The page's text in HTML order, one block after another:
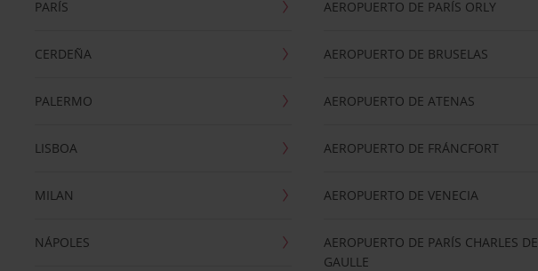
PARÍS
CERDEÑA
PALERMO
LISBOA
MILAN
NÁPOLES
AEROPUERTO DE PARÍS ORLY
AEROPUERTO DE BRUSELAS
AEROPUERTO DE ATENAS
AEROPUERTO DE FRÁNCFORT
AEROPUERTO DE VENECIA
AEROPUERTO DE PARÍS CHARLES DE
GAULLE